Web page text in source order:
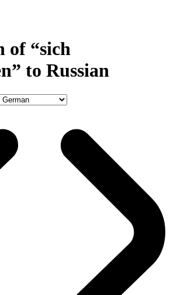
of “sich
to Russian